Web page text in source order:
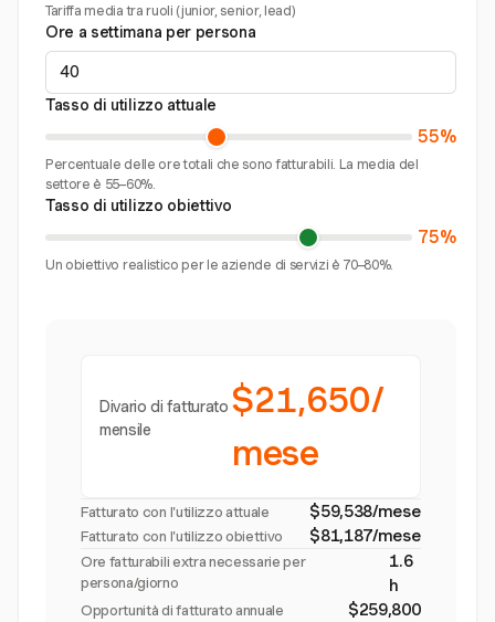
Tariffa media tra ruoli (junior, senior, lead)
Ore a settimana per persona
Tasso di utilizzo attuale
55%
Percentuale delle ore totali che sono fatturabili. La media del
settore è 55–60%.
Tasso di utilizzo obiettivo
75%
Un obiettivo realistico per le aziende di servizi è 70–80%.
Divario di fatturato
mensile
$21,650/
mese
Fatturato con l'utilizzo attuale $59,538/mese
Fatturato con l'utilizzo obiettivo $81,187/mese
Ore fatturabili extra necessarie per
persona/giorno
1.6
h
Opportunità di fatturato annuale $259,800